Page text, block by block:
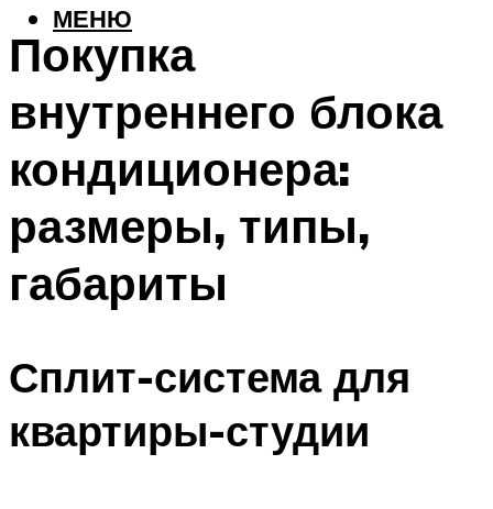
МЕНЮ
Покупка
внутреннего блока
кондиционера:
размеры, типы,
габариты
Сплит-система для
квартиры-студии